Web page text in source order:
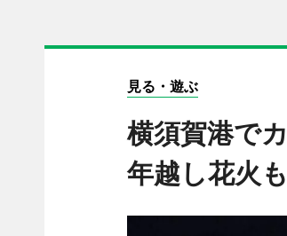
見る・遊ぶ
横須賀港で
年越し花火も